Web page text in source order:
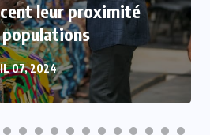
leur proximité
populations
07, 2024